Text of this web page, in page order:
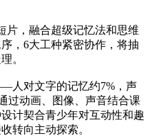
片，融合超级记忆法和思维
，6大工种紧密协作，将抽
。
人对文字的记忆约7%，声
过动画、图像、声音结合课
计契合青少年对互动性和趣
转向主动探索。